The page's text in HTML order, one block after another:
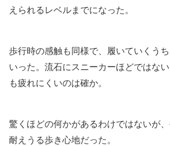
えられるレベルまでになった。
歩行時の感触も同様で、履いていくう
いった。流石にスニーカーほどではな
も疲れにくいのは確か。
驚くほどの何かがあるわけではないが
耐えうる歩き心地だった。